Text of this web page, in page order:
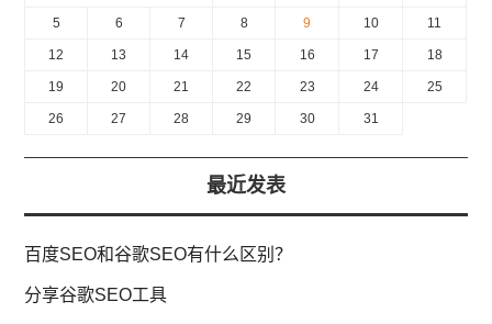
5 6 7 8 9 10 11
12 13 14 15 16 17 18
19 20 21 22 23 24 25
26 27 28 29 30 31
最近发表
百度SEO和谷歌SEO有什么区别？
分享谷歌SEO工具